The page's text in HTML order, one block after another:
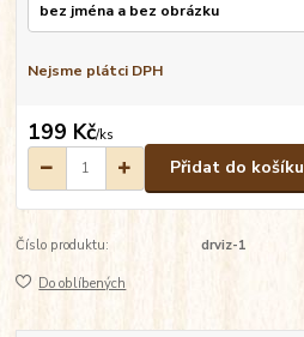
Nejsme plátci DPH
199 Kč/ks
Přidat do košíku
Číslo produktu: drviz-1
Do oblíbených